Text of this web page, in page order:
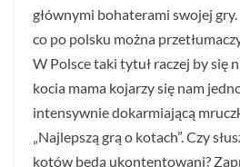
głównymi bohaterami swojej gry.
co po polsku można
W Polsce taki tytuł raczej by się
kocia mama kojarzy się nam
intensywnie dokarmiającą
„Najlepszą grą o kotach”. Czy
kotów będą ukontentowani?